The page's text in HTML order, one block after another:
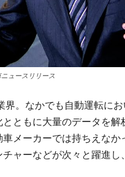
ュースリリース
。なかでも自動運転にお
ともに大量のデータを
メーカーでは持ちえな
ャーなどが次々と躍進